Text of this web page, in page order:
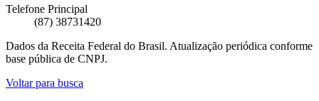
Telefone Principal
(87) 38731420
Dados da Receita Federal do Brasil. Atualização periódica conforme
base pública de CNPJ.
Voltar para busca